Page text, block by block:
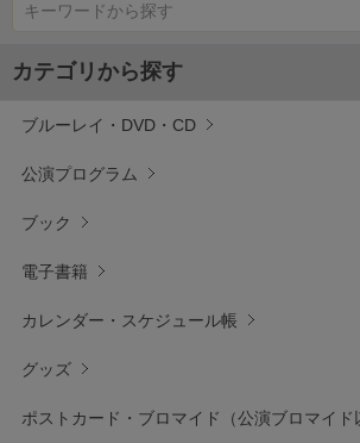
キーワードから探す
カテゴリから探す
ブルーレイ・DVD・CD
公演プログラム
ブック
電子書籍
カレンダー・スケジュール帳
グッズ
ポストカード・ブロマイド（公演ブロマイド